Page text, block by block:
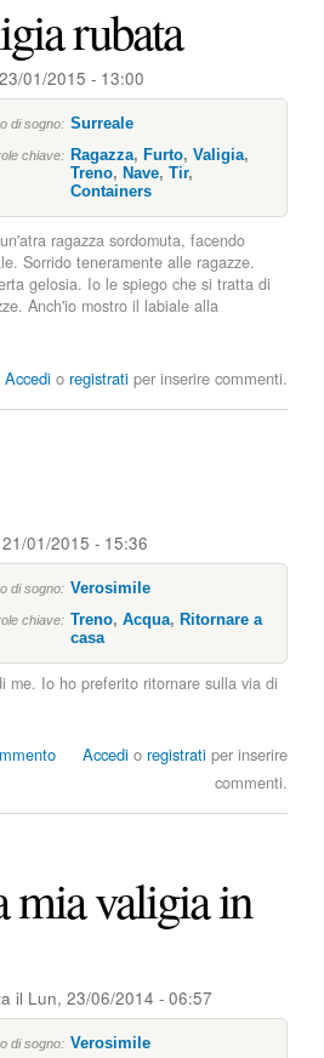
rubata
01/2015 - 13:00
di sogno: Surreale
chiave: Ragazza, Furto, Valigia,
Treno, Nave, Tir,
Containers
ragazza sordomuta, facendo
Sorrido teneramente alle ragazze.
gelosia. Io le spiego che si tratta di
Anch'io mostro il labiale alla
Accedi o registrati per inserire commenti.
21/01/2015 - 15:36
di sogno: Verosimile
chiave: Treno, Acqua, Ritornare a
casa
me. Io ho preferito ritornare sulla via di
Accedi o registrati per inserire
commenti.
mia valigia in
il Lun, 23/06/2014 - 06:57
di sogno: Verosimile